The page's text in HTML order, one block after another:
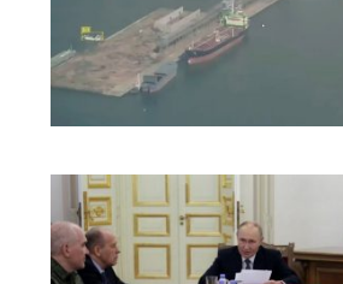
лет: Союз экономистов
вернет государству 839 млн
рублей за особняк на
Тверской
Российского историка Артема
после въезда в Израиль
"Атакуют все подряд": Киев в
шоке от ответа Москвы на
"операцию принуждения"